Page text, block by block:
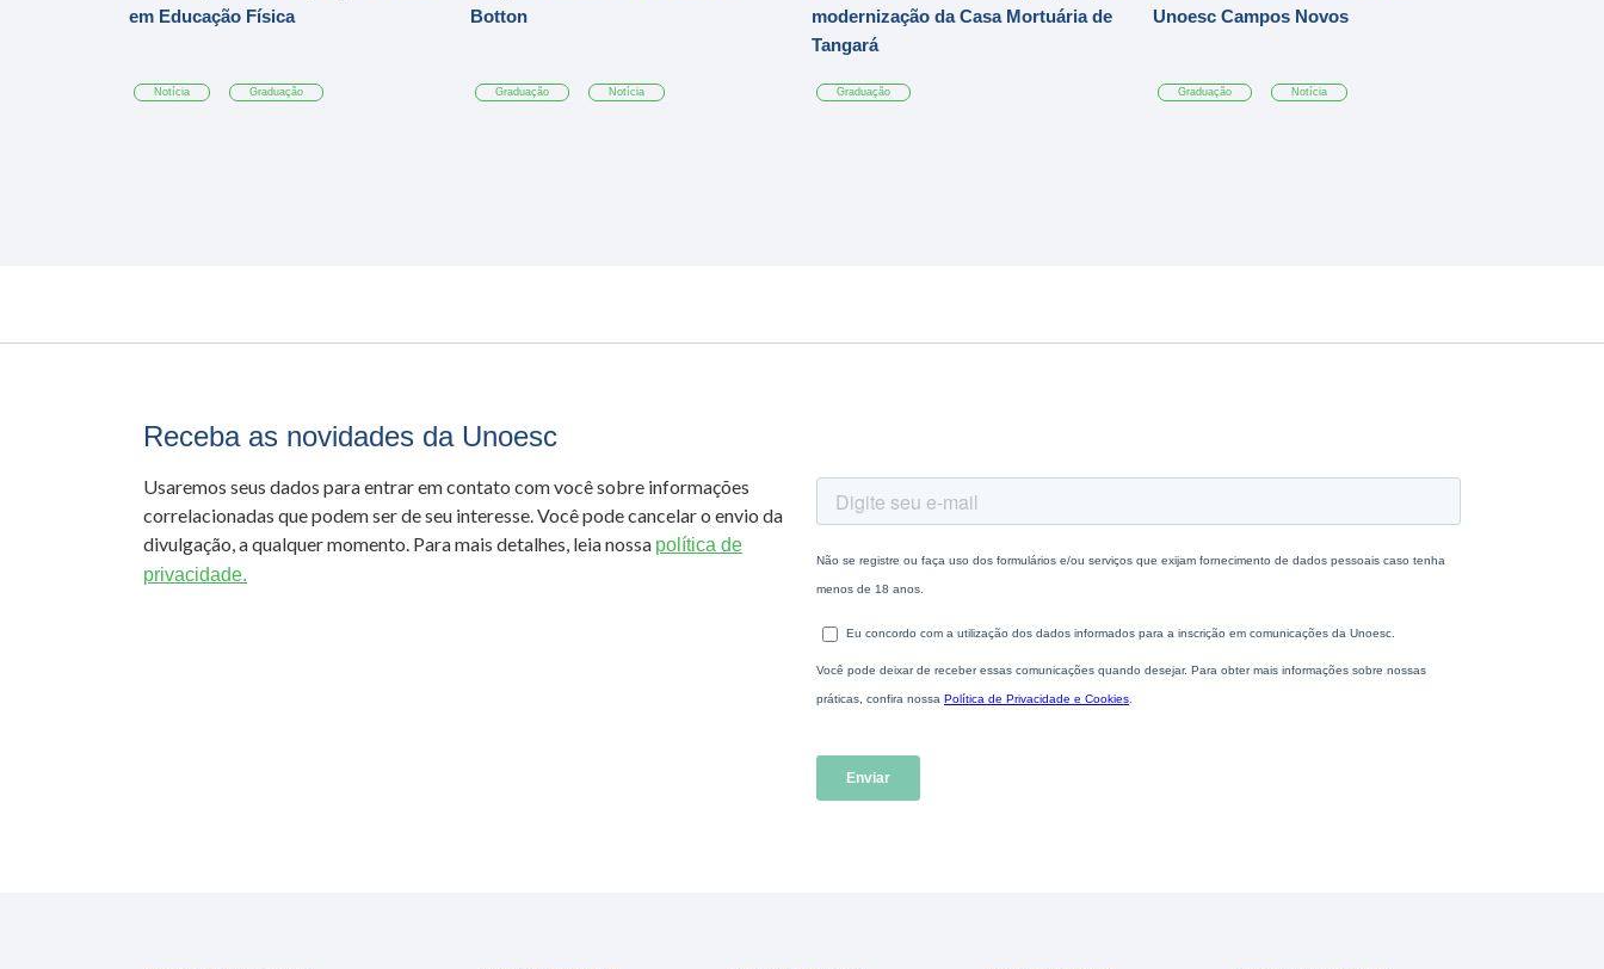
em Educação Física
Notícia Graduação
Botton
Graduação Notícia
modernização da Casa Mortuária de
Tangará
Graduação
Unoesc Campos Novos
Graduação Notícia
Receba as novidades da Unoesc
Usaremos seus dados para entrar em contato com você sobre informações
correlacionadas que podem ser de seu interesse. Você pode cancelar o envio da
divulgação, a qualquer momento. Para mais detalhes, leia nossa política de
privacidade.